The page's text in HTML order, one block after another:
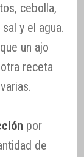
cebolla,
y el agua.
un ajo
receta
por
de